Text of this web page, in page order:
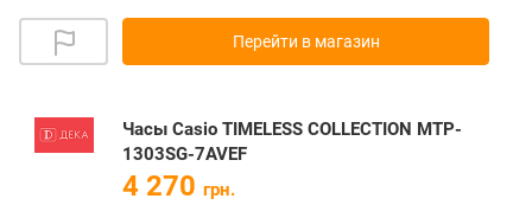
Перейти в магазин
Часы Casio TIMELESS COLLECTION MTP-
1303SG-7AVEF
4 270 грн.